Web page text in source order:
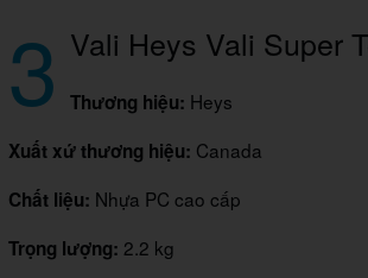
3 Vali Heys Vali Super
Thương hiệu: Heys
Xuất xứ thương hiệu: Canada
Chất liệu: Nhựa PC cao cấp
Trọng lượng: 2.2 kg